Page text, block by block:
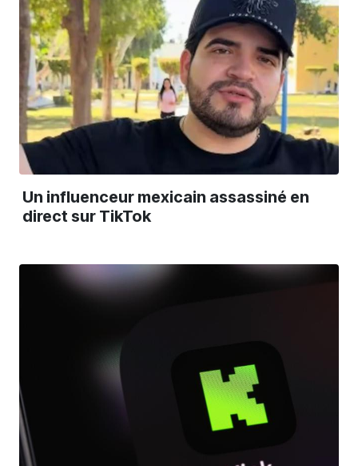
Un influenceur mexicain assassiné en
direct sur TikTok